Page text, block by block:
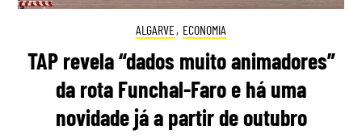
ALGARVE, ECONOMIA
TAP revela “dados muito animadores”
da rota Funchal-Faro e há uma
novidade já a partir de outubro